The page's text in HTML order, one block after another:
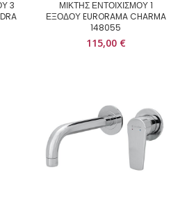
3
ΜΙΚΤΗΣ ΕΝΤΟΙΧΙΣΜΟΥ 1
ΕΞΟΔΟΥ EURORAMA CHARMA
148055
115,00 €